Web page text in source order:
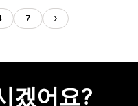
7
겠어요?